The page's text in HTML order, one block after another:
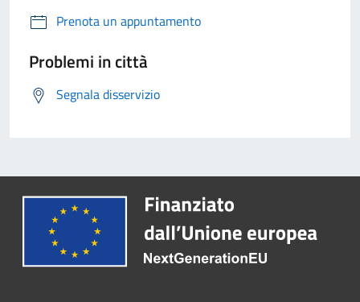
Prenota un appuntamento
Problemi in città
Segnala disservizio